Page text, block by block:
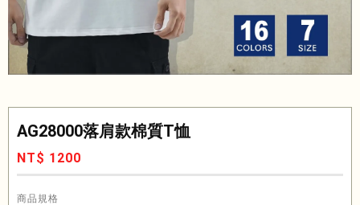
AG28000落肩款棉質T恤
NT$ 1200
商品規格